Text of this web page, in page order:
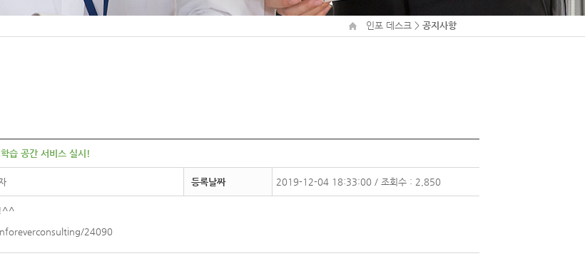
인포 데스크 > 공지사항
습 공간 서비스 실시!
등록날짜 2019-12-04 18:33:00 / 조회수 : 2,850
!^^
24090